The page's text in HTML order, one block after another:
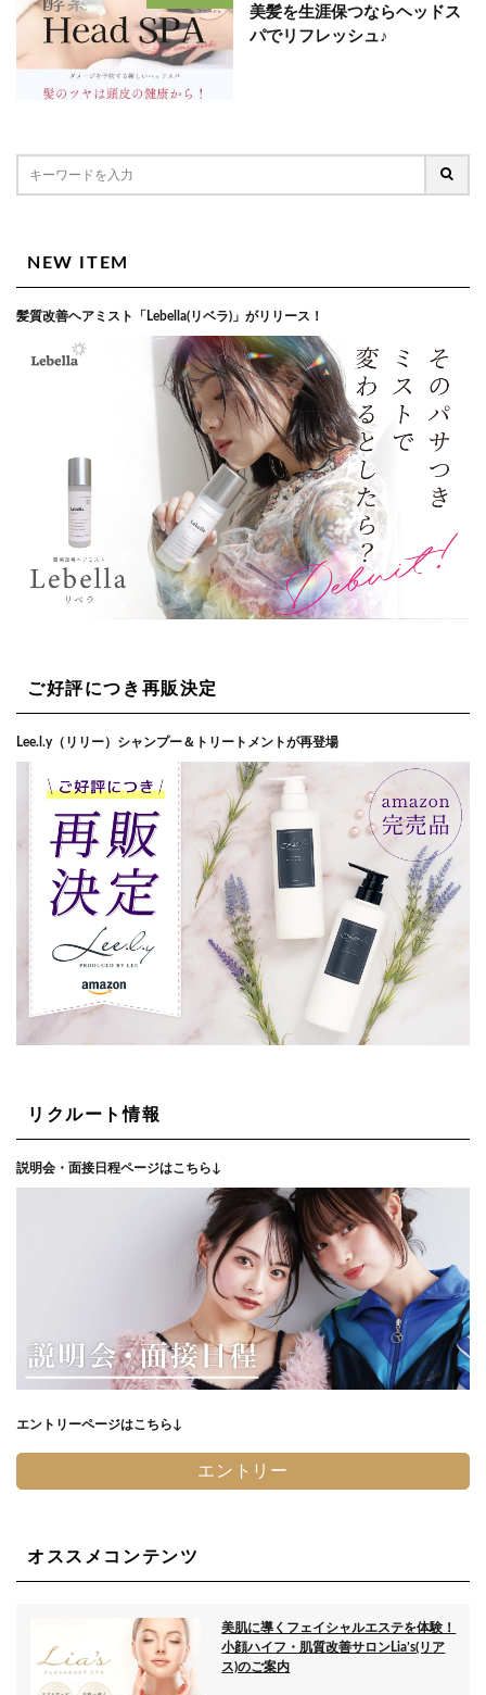
美髪を生涯保つならヘッドス
パでリフレッシュ♪
NEW ITEM
髪質改善ヘアミスト「Lebella(リベラ)」がリリース！
ご好評につき再販決定
Lee.l.y（リリー）シャンプー＆トリートメントが再登場
リクルート情報
説明会・面接日程ページはこちら↓
エントリーページはこちら↓
エントリー
オススメコンテンツ
美肌に導くフェイシャルエステを体験！
小顔ハイフ・肌質改善サロンLia’s(リア
ス)のご案内